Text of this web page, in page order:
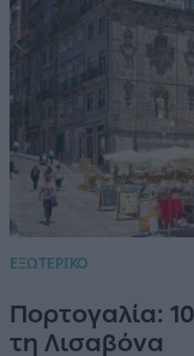
ΕΞΩΤΕΡΙΚΟ
Πορτογαλία:
τη Λισαβόνα